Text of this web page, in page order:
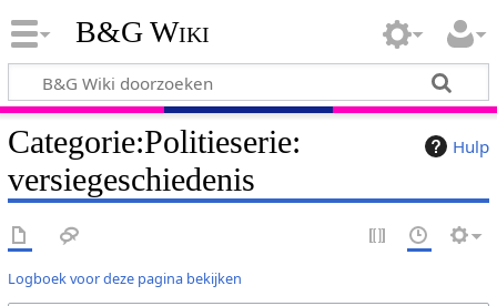
B&G Wiki
Hulp
Categorie:Politieserie:
versiegeschiedenis
Logboek voor deze pagina bekijken